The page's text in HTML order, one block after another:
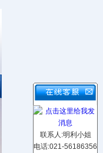
联系人:明利小姐
电话:021-56186356